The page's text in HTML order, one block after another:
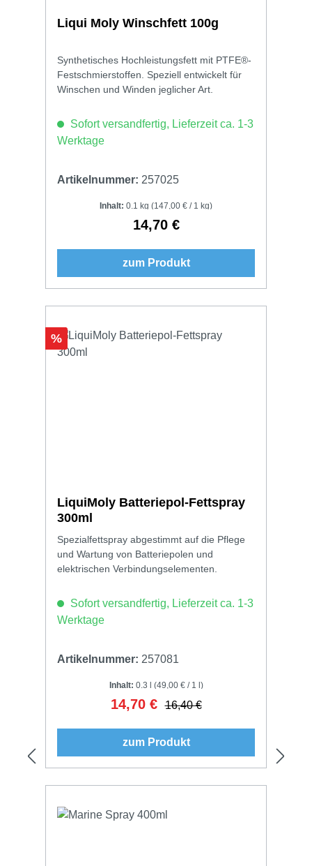
Liqui Moly Winschfett 100g
Synthetisches Hochleistungsfett mit PTFE®-
Festschmierstoffen. Speziell entwickelt für
Winschen und Winden jeglicher Art.
Sofort versandfertig, Lieferzeit ca. 1-3
Werktage
Artikelnummer: 257025
Inhalt: 0.1 kg (147,00 € / 1 kg)
Regulärer Preis:
14,70 €
zum Produkt
Rabatt
%
LiquiMoly Batteriepol-Fettspray
300ml
Spezialfettspray abgestimmt auf die Pflege
und Wartung von Batteriepolen und
elektrischen Verbindungselementen.
Sofort versandfertig, Lieferzeit ca. 1-3
Werktage
Artikelnummer: 257081
Inhalt: 0.3 l (49,00 € / 1 l)
Verkaufspreis:
14,70 € Regulärer Preis:
16,40 €
zum Produkt